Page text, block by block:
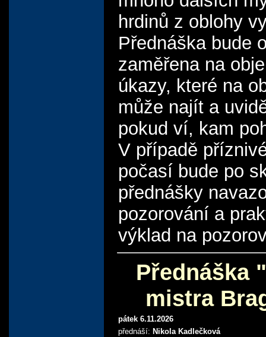
hrdinů z oblohy
Přednáška bude
zaměřena na
úkazy, které na
může najít a
pokud ví, kam
V případě
počasí bude po
přednášky
pozorování a
výklad na
Přednáška
mistra
pátek 6.11.2026
přednáší: Nikola Kadlečková